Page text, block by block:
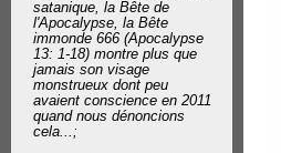
satanique, la Bête de
l'Apocalypse, la Bête
immonde 666 (Apocalypse
13: 1-18) montre plus que
jamais son visage
monstrueux dont peu
avaient conscience en 2011
quand nous dénoncions
cela...;